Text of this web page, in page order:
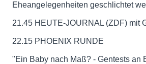
Eheangelegenheiten geschlichtet
21.45 HEUTE-JOURNAL (ZDF) mit
22.15 PHOENIX RUNDE
"Ein Baby nach Maß? - Gentests an